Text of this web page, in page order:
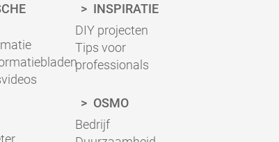
onbekende
oppervlakteafwerking
INSPIRATIE
DIY projecten
Tips voor
professionals
OSMO
Bedrijf